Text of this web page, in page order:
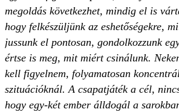
megoldás következhet, mindig el is
hogy felkészüljünk az eshetőségekre,
jussunk el pontosan, gondolkozzunk
értse is meg, mit miért csinálunk.
kell figyelnem, folyamatosan
szituációknál. A csapatjáték a cél,
hogy egy-két ember álldogál a